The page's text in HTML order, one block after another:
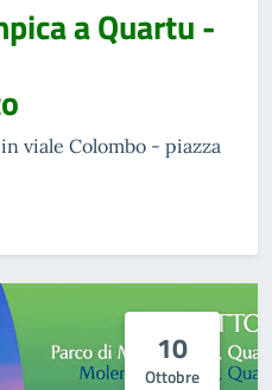
a Quartu -
viale Colombo - piazza
10
Ottobre